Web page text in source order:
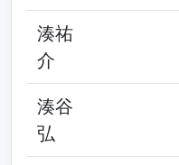
湊祐
介
湊谷
弘